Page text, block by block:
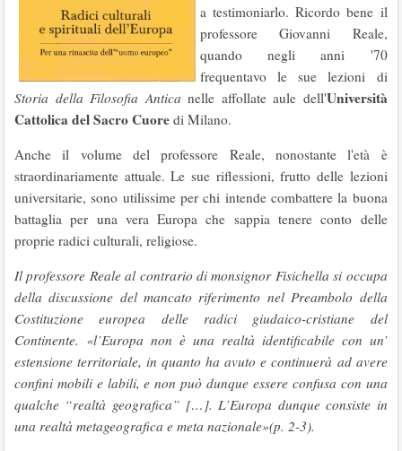
a testimoniarlo. Ricordo bene il
professore Giovanni Reale,
quando negli anni '70
frequentavo le sue lezioni di
Storia della Filosofia Antica nelle affollate aule dell'Università
Cattolica del Sacro Cuore di Milano.
Anche il volume del professore Reale, nonostante l'età è
straordinariamente attuale. Le sue riflessioni, frutto delle lezioni
universitarie, sono utilissime per chi intende combattere la buona
battaglia per una vera Europa che sappia tenere conto delle
proprie radici culturali, religiose.
Il professore Reale al contrario di monsignor Fisichella si occupa
della discussione del mancato riferimento nel Preambolo della
Costituzione europea delle radici giudaico-cristiane del
Continente. «l’Europa non è una realtà identificabile con un’
estensione territoriale, in quanto ha avuto e continuerà ad avere
confini mobili e labili, e non può dunque essere confusa con una
qualche “realtà geografica” […]. L’Europa dunque consiste in
una realtà metageografica e meta nazionale»(p. 2-3).